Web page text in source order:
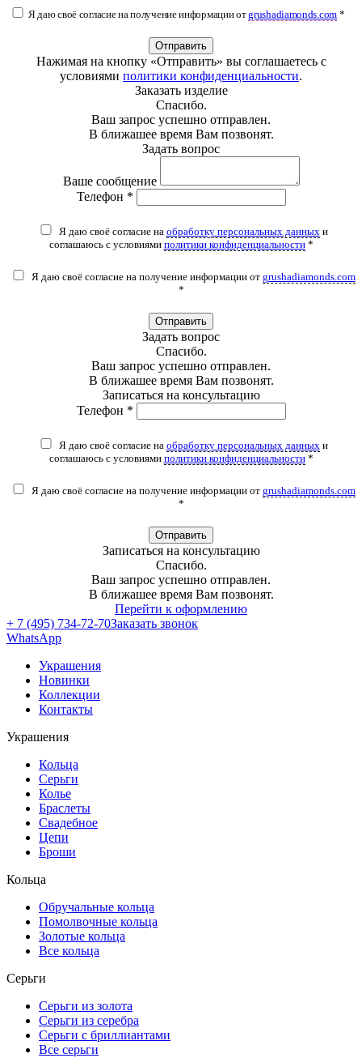
Я даю своё согласие на получение информации отgrushadiamonds.com *
Отправить
Нажимая на кнопку «Отправить» вы соглашаетесь с
условиями политики конфиденциальности.
Заказать изделие
Спасибо.
Ваш запрос успешно отправлен.
В ближашее время Вам позвонят.
Задать вопрос
Ваше сообщение
Телефон *
Я даю своё согласие на обработку персональных данныхи
соглашаюсь с условиями политики конфиденциальности*
Я даю своё согласие на получение информации от grushadiamonds.com
*
Отправить
Задать вопрос
Спасибо.
Ваш запрос успешно отправлен.
В ближашее время Вам позвонят.
Записаться на консультацию
Телефон *
Я даю своё согласие на обработку персональных данныхи
соглашаюсь с условиями политики конфиденциальности*
Я даю своё согласие на получение информации от grushadiamonds.com
*
Отправить
Записаться на консультацию
Спасибо.
Ваш запрос успешно отправлен.
В ближашее время Вам позвонят.
Перейти к оформлению
+ 7 (495) 734-72-70Заказать звонок
WhatsApp
Украшения
Новинки
Коллекции
Контакты
Украшения
Кольца
Серьги
Колье
Браслеты
Свадебное
Цепи
Броши
Кольца
Обручальные кольца
Помолвочные кольца
Золотые кольца
Все кольца
Серьги
Серьги из золота
Серьги из серебра
Серьги с бриллиантами
Все серьги